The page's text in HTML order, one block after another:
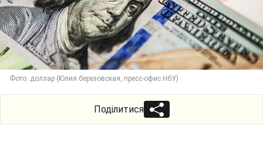
Фото: доллар (Юлия березовская, пресс-офис НбУ)
Поділитися